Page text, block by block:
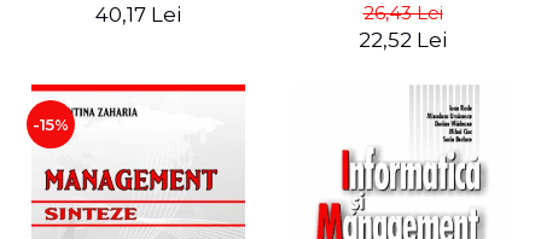
40,17 Lei 26,43 Lei
22,52 Lei
-15%